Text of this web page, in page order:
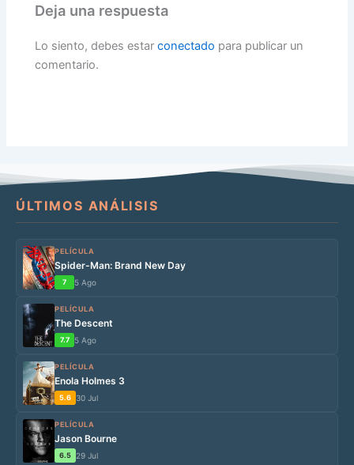
Deja una respuesta
Lo siento, debes estarconectado para publicar un
comentario.
ÚLTIMOS ANÁLISIS
PELÍCULA
Spider-Man: Brand New Day
7 5 Ago
PELÍCULA
The Descent
7.7 5 Ago
PELÍCULA
Enola Holmes 3
5.6 30 Jul
PELÍCULA
Jason Bourne
6.5 29 Jul